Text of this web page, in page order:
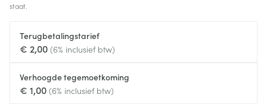
staat.
Terugbetalingstarief
€ 2,00 (6% inclusief btw)
Verhoogde tegemoetkoming
€ 1,00 (6% inclusief btw)